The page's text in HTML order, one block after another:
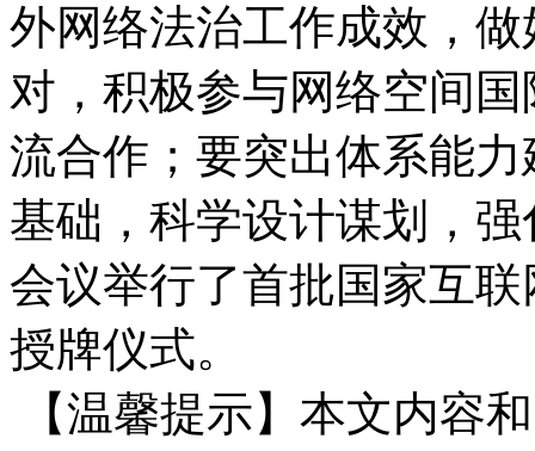
外网络法治工作成效，
对，积极参与网络空间
流合作；要突出体系能
基础，科学设计谋划，
会议举行了首批国家互
授牌仪式。
【温馨提示】本文内容